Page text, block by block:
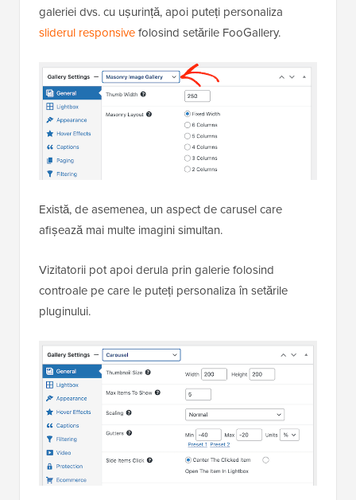
galeriei dvs. cu ușurință, apoi puteți personaliza
sliderul responsivefolosind setările FooGallery.
Există, de asemenea, un aspect de carusel care
afișează mai multe imagini simultan.
Vizitatorii pot apoi derula prin galerie folosind
controale pe care le puteți personaliza în setările
pluginului.